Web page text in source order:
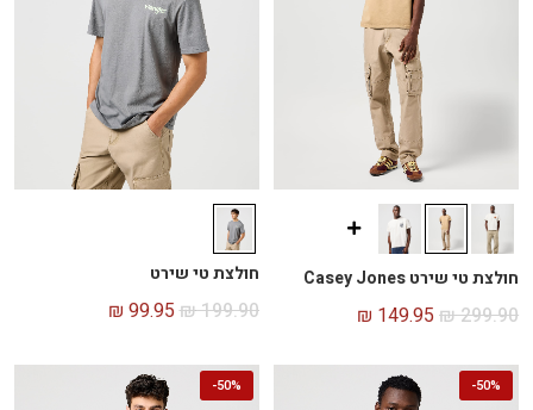
חולצת טי שירט Casey Jones
₪299.90
₪ 149.95
חולצת טי שירט
₪199.90
₪ 99.95
50%
-
50%
-